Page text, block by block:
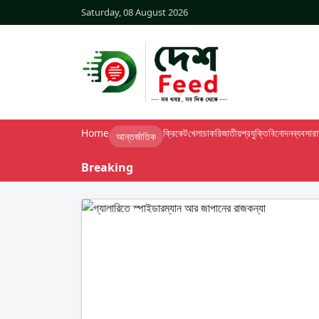
Saturday, 08 August 2026
Home আন্তর্জাতিক ক্রিকেটখেলাচাকরিজাতীয়প্রযুক্তিবিনোদনব্যবসা
Breaking